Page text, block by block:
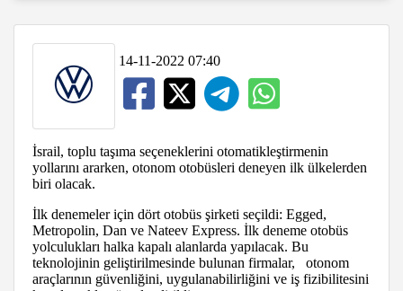
14-11-2022 07:40
İsrail, toplu taşıma seçeneklerini otomatikleştirmenin
yollarını ararken, otonom otobüsleri deneyen ilk ülkelerden
biri olacak.
İlk denemeler için dört otobüs şirketi seçildi: Egged,
Metropolin, Dan ve Nateev Express. İlk deneme otobüs
yolculukları halka kapalı alanlarda yapılacak. Bu
teknolojinin geliştirilmesinde bulunan firmalar, otonom
araçlarının güvenliğini, uygulanabilirliğini ve iş fizibilitesini